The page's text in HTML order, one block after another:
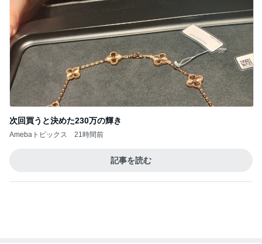
次回買うと決めた230万の輝き
Amebaトピックス 21時間前
記事を読む